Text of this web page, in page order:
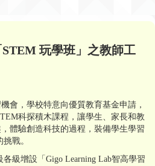
玩學班」之教師工
會，學校特意向優質教育基金申請，
科探積木課程，讓學生、家長和教
體驗創造科技的過程，裝備學生學習
戰。
級增設「Gigo Learning Lab智高學習